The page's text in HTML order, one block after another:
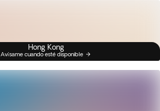
Hong Kong
Avísame cuando esté disponible